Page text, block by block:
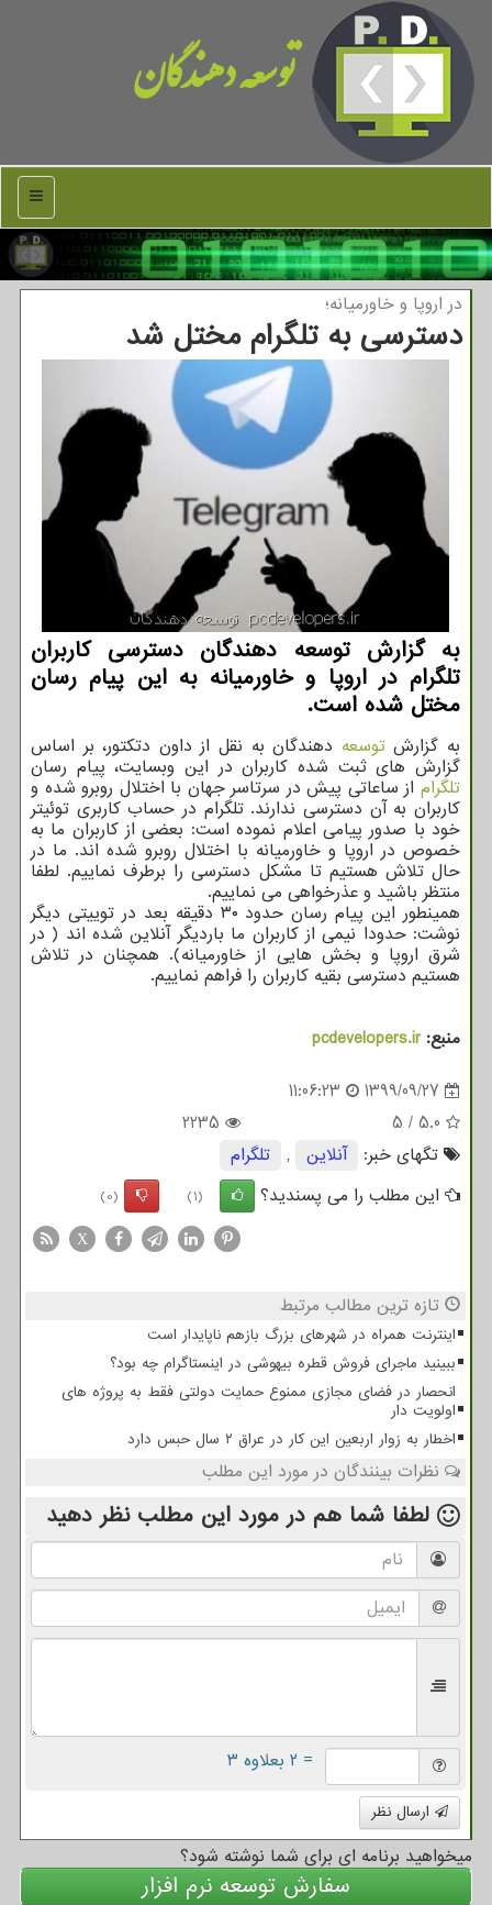
توسعه دهندگان
منو
در اروپا و خاورمیانه؛
دسترسی به تلگرام مختل شد
به گزارش توسعه دهندگان دسترسی کاربران
تلگرام در اروپا و خاورمیانه به این پیام رسان
مختل شده است.
به گزارشتوسعه دهندگان به نقل از داون دتکتور، بر اساس
گزارش های ثبت شده کاربران در این وبسایت، پیام رسان
تلگرام از ساعاتی پیش در سرتاسر جهان با اختلال روبرو شده و
کاربران به آن دسترسی ندارند. تلگرام در حساب کاربری توئیتر
خود با صدور پیامی اعلام نموده است: بعضی از کاربران ما به
خصوص در اروپا و خاورمیانه با اختلال روبرو شده اند. ما در
حال تلاش هستیم تا مشکل دسترسی را برطرف نماییم. لطفا
منتظر باشید و عذرخواهی می نماییم.
همینطور این پیام رسان حدود ۳۰ دقیقه بعد در توییتی دیگر
نوشت: حدودا نیمی از کاربران ما باردیگر آنلاین شده اند ( در
شرق اروپا و بخش هایی از خاورمیانه). همچنان در تلاش
هستیم دسترسی بقیه کاربران را فراهم نماییم.
منبع:pcdevelopers.ir
1399/09/27
11:06:23
5.0
/
5
2235
تگهای خبر:
آنلاین ,
تلگرام
این مطلب را می پسندید؟
(1)
(0)
X
تازه ترین مطالب مرتبط
اینترنت همراه در شهرهای بزرگ بازهم ناپایدار است
ببینید ماجرای فروش قطره بیهوشی در اینستاگرام چه بود؟
انحصار در فضای مجازی ممنوع حمایت دولتی فقط به پروژه های
اولویت دار
اخطار به زوار اربعین این کار در عراق ۲ سال حبس دارد
نظرات بینندگان در مورد این مطلب
لطفا شما هم در مورد این مطلب نظر دهید
= ۲ بعلاوه ۳
ارسال نظر
میخواهید برنامه ای برای شما نوشته شود؟
سفارش توسعه نرم افزار